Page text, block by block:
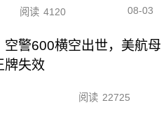
阅读 4120 08-03
空警600横空出世，美航母
牌失效
阅读 22725